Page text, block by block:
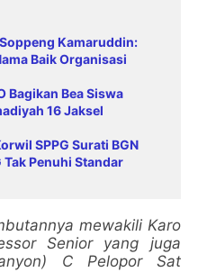
Kamaruddin:
Baik Organisasi
Bagikan Bea Siswa
16 Jaksel
SPPG Surati BGN
Penuhi Standar
mewakili Karo
Senior yang juga
C Pelopor Sat